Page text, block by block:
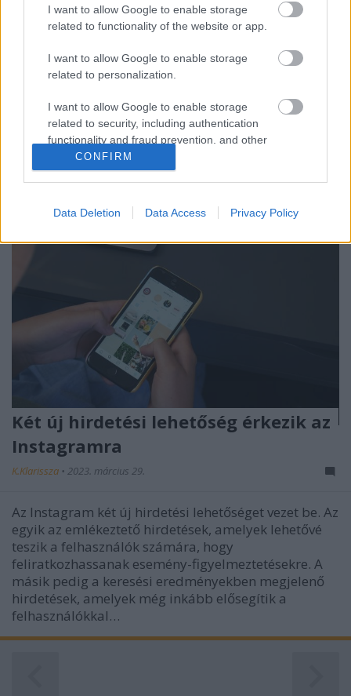
I want to allow Google to enable storage
related to functionality of the website or app.
I want to allow Google to enable storage
related to personalization.
I want to allow Google to enable storage
related to security, including authentication
functionality and fraud prevention, and other
user protection.
CONFIRM
Data Deletion Data Access Privacy Policy
Sáringer Viktória• 2024. február 02.
Ezúttal maga a TikTok adott ki egy jelentést, amiben
az elmúlt évek legnépszerűbb trendjeit vizsgálva
mit várhatunk 2024-től. Az előző részben többek
között szó esett arról, miként tudnak a
marketingesek lépést tartani, hogyan kelthető fel a…
Két új hirdetési lehetőség érkezik az
Instagramra
K.Klarissza • 2023. március 29.
Az Instagram két új hirdetési lehetőséget vezet be. Az
egyik az emlékeztető hirdetések, amelyek lehetővé
teszik a felhasználók számára, hogy
feliratkozhassanak esemény-figyelmeztetésekre. A
másik pedig a keresési eredményekben megjelenő
hirdetések, amelyek még inkább elősegítik a
felhasználókkal…